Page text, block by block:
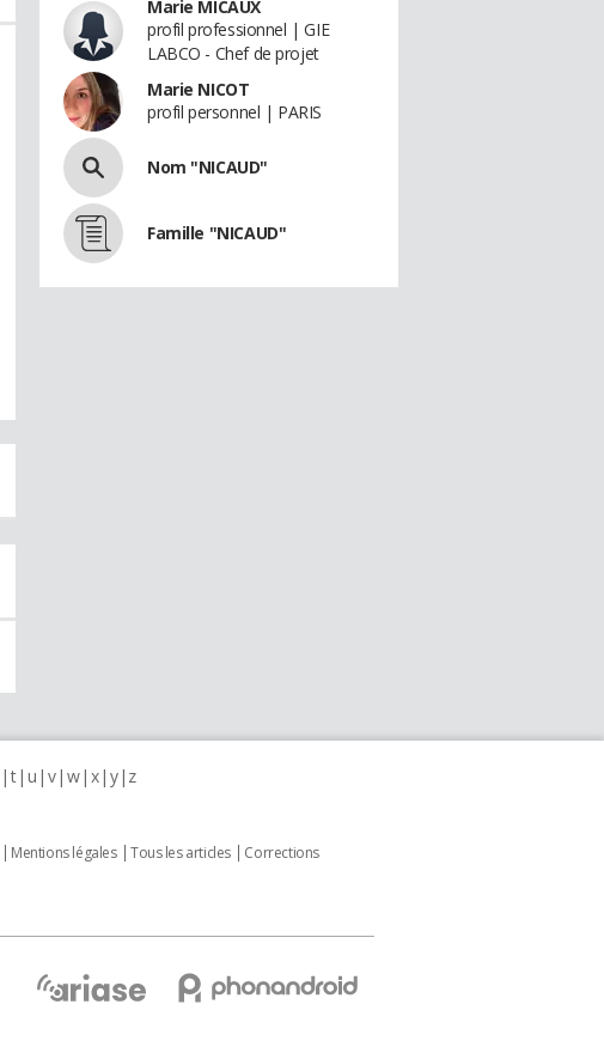
Marie MICAUX
profil professionnel | GIE
LABCO - Chef de projet
Marie NICOT
profil personnel | PARIS
Nom "NICAUD"
Famille "NICAUD"
t u v w x y z
Mentions légales Tous les articles
Corrections